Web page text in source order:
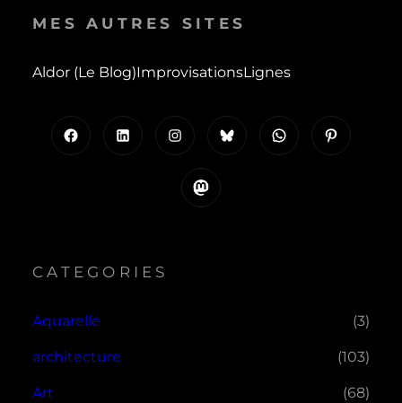
MES AUTRES SITES
Aldor (le Blog)ImprovisationsLignes
Instagram WhatsApp
Mastodon
CATEGORIES
Aquarelle (3)
architecture (103)
Art (68)